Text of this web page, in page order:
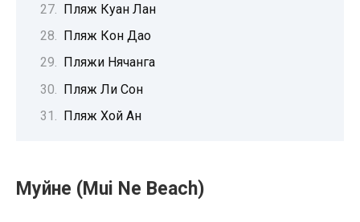
Пляж Куан Лан
Пляж Кон Дао
Пляжи Нячанга
Пляж Ли Сон
Пляж Хой Ан
Муйне (Mui Ne Beach)